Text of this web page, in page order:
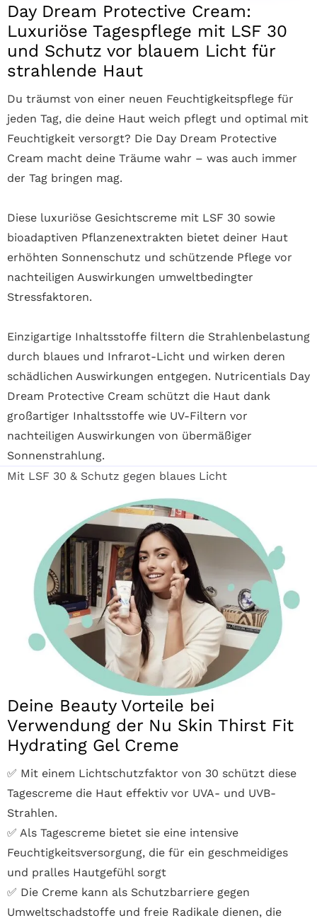
Day Dream Protective Cream:
Luxuriöse Tagespflege mit LSF 30
und Schutz vor blauem Licht für
strahlende Haut
Du träumst von einer neuen Feuchtigkeitspflege für
jeden Tag, die deine Haut weich pflegt und optimal mit
Feuchtigkeit versorgt? Die Day Dream Protective
Cream macht deine Träume wahr – was auch immer
der Tag bringen mag.
Diese luxuriöse Gesichtscreme mit LSF 30 sowie
bioadaptiven Pflanzenextrakten bietet deiner Haut
erhöhten Sonnenschutz und schützende Pflege vor
nachteiligen Auswirkungen umweltbedingter
Stressfaktoren.
Einzigartige Inhaltsstoffe filtern die Strahlenbelastung
durch blaues und Infrarot-Licht und wirken deren
schädlichen Auswirkungen entgegen. Nutricentials Day
Dream Protective Cream schützt die Haut dank
großartiger Inhaltsstoffe wie UV-Filtern vor
nachteiligen Auswirkungen von übermäßiger
Sonnenstrahlung.
Mit LSF 30 & Schutz gegen blaues Licht
Deine Beauty Vorteile bei
Verwendung der Nu Skin Thirst Fit
Hydrating Gel Creme
✅ Mit einem Lichtschutzfaktor von 30 schützt diese
Tagescreme die Haut effektiv vor UVA- und UVB-
Strahlen.
✅ Als Tagescreme bietet sie eine intensive
Feuchtigkeitsversorgung, die für ein geschmeidiges
und pralles Hautgefühl sorgt
✅ Die Creme kann als Schutzbarriere gegen
Umweltschadstoffe und freie Radikale dienen, die